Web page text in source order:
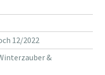
12/2022
&